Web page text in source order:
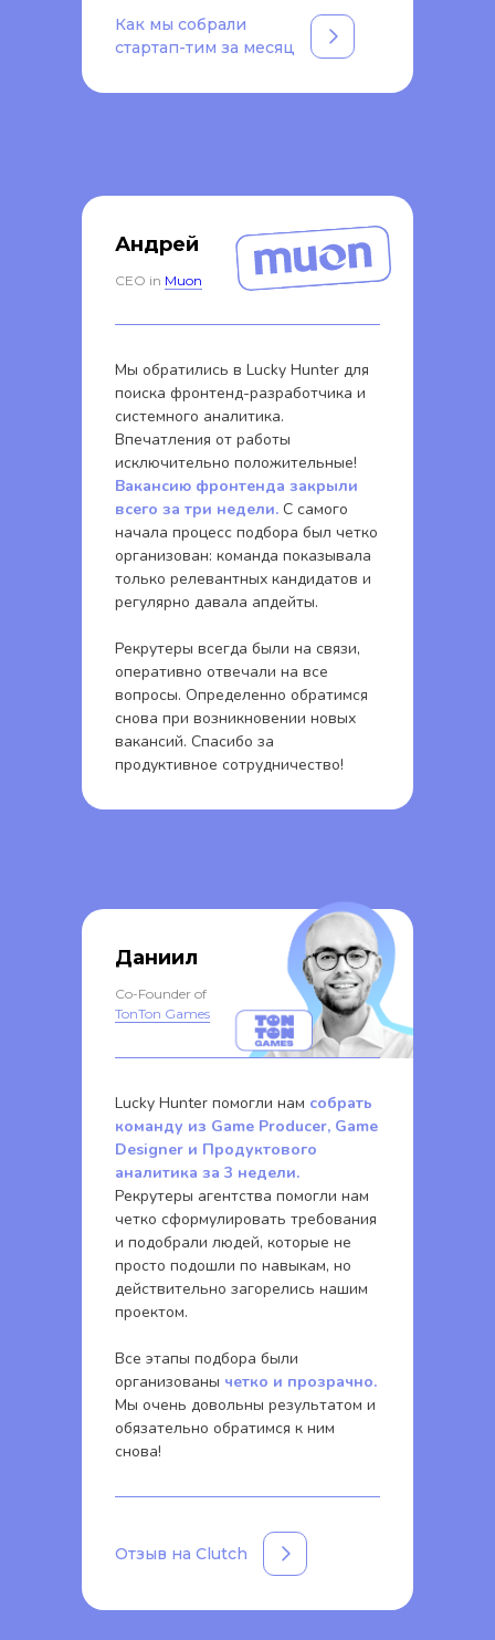
Как мы собрали
стартап-тим за месяц
Андрей
CEO in Muon
Мы обратились в Lucky Hunter для
поиска фронтенд-разработчика и
системного аналитика.
Впечатления от работы
исключительно положительные!
Вакансию фронтенда закрыли
всего за три недели. С самого
начала процесс подбора был четко
организован: команда показывала
только релевантных кандидатов и
регулярно давала апдейты.
Рекрутеры всегда были на связи,
оперативно отвечали на все
вопросы. Определенно обратимся
снова при возникновении новых
вакансий. Спасибо за
продуктивное сотрудничество!
Даниил
Co-Founder of
TonTon Games
Lucky Hunter помогли нам собрать
команду из Game Producer, Game
Designer и Продуктового
аналитика за 3 недели.
Рекрутеры агентства помогли нам
четко сформулировать требования
и подобрали людей, которые не
просто подошли по навыкам, но
действительно загорелись нашим
проектом.
Все этапы подбора были
организованы четко и прозрачно.
Мы очень довольны результатом и
обязательно обратимся к ним
снова!
Отзыв на Clutch